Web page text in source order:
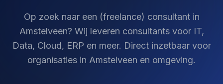
Op zoek naar een (freelance) consultant in
Amstelveen? Wij leveren consultants voor IT,
Data, Cloud, ERP en meer. Direct inzetbaar voor
organisaties in Amstelveen en omgeving.